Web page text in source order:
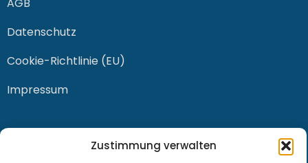
Zustimmung verwalten
AGB
Datenschutz
Cookie-Richtlinie (EU)
Impressum